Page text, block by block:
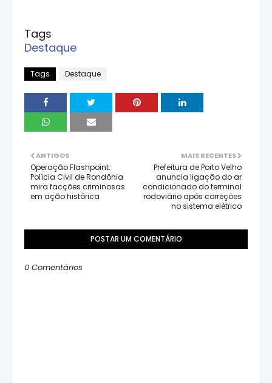
Tags
Destaque
Tags Destaque
MAIS RECENTES
Prefeitura de Porto Velho
anuncia ligação do ar
condicionado do terminal
rodoviário após correções
no sistema elétrico
ANTIGOS
Operação Flashpoint:
Polícia Civil de Rondônia
mira facções criminosas
em ação histórica
POSTAR UM COMENTÁRIO
0 Comentários